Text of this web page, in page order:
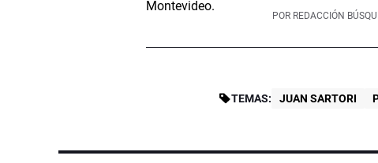
POR REDACCIÓN
TEMAS: JUAN SARTORI